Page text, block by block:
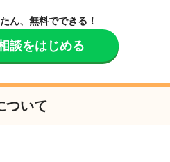
ん、無料でできる！
談をはじめる
ついて